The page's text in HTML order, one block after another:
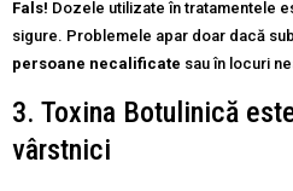
Fals! Dozele utilizate în tratamentele
sigure. Problemele apar doar dacă
persoane necalificate sau în locuri
3. Toxina Botulinică
vârstnici